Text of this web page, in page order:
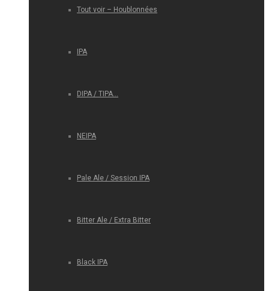
Tout voir – Houblonnées
IPA
DIPA / TIPA…
NEIPA
Pale Ale / Session IPA
Bitter Ale / Extra Bitter
Black IPA